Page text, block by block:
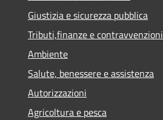
Giustizia e sicurezza pubblica
Tributi,finanze e contravvenzioni
Ambiente
Salute, benessere e assistenza
Autorizzazioni
Agricoltura e pesca